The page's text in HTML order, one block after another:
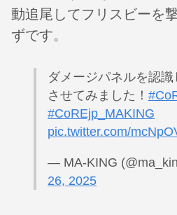
動追尾してフリスビーを
ずです。
ダメージパネルを認
させてみました！
#CoREjp_MAKING
pic.twitter.com/
— MA-KING
26, 2025